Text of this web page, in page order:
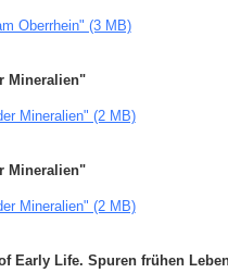
Oberrhein" (3 MB)
Mineralien"
Mineralien" (2 MB)
Mineralien"
Mineralien" (2 MB)
Early Life. Spuren frühen